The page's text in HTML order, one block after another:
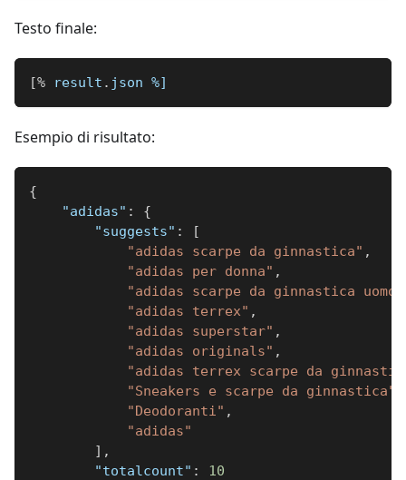
Testo finale:
[% result . json %]
Esempio di risultato:
{
"adidas" :
{
"suggests" :
[
"adidas scarpe da ginnastica" ,
"adidas per donna" ,
"adidas scarpe da ginnastica uomo"
"adidas terrex" ,
"adidas superstar" ,
"adidas originals" ,
"adidas terrex scarpe da
"Sneakers e scarpe da ginnastica"
"Deodoranti" ,
"adidas"
] ,
"totalcount" :
10